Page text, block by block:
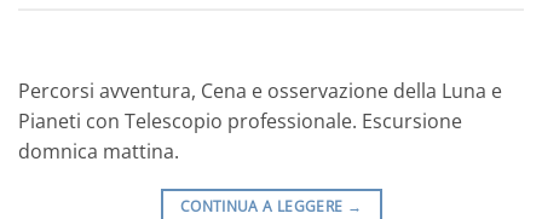
Percorsi avventura, Cena e osservazione della Luna e
Pianeti con Telescopio professionale. Escursione
domnica mattina.
CONTINUA A LEGGERE →